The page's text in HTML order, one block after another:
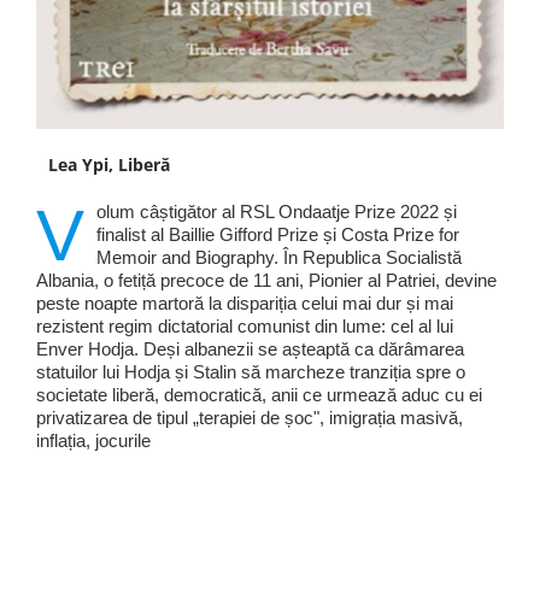
Lea Ypi, Liberă
V olum câștigător al RSL Ondaatje Prize 2022 și
finalist al Baillie Gifford Prize și Costa Prize for
Memoir and Biography. În Republica Socialistă
Albania, o fetiță precoce de 11 ani, Pionier al Patriei, devine
peste noapte martoră la dispariția celui mai dur și mai
rezistent regim dictatorial comunist din lume: cel al lui
Enver Hodja. Deși albanezii se așteaptă ca dărâmarea
statuilor lui Hodja și Stalin să marcheze tranziția spre o
societate liberă, democratică, anii ce urmează aduc cu ei
privatizarea de tipul „terapiei de șoc", imigrația masivă,
inflația, jocurile